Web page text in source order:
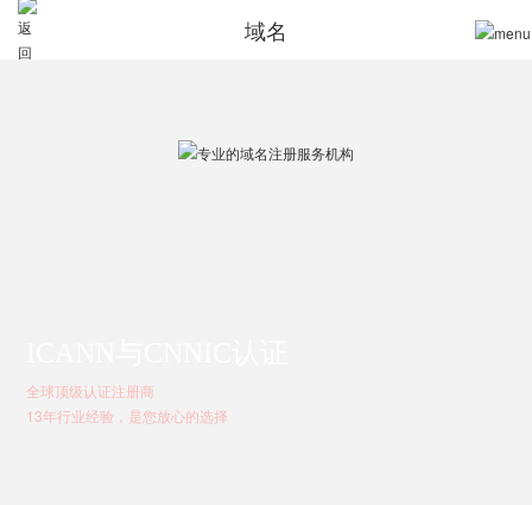
域名
全球顶级认证注册商
13年行业经验，是您放心的选择